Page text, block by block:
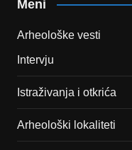
Meni
Arheološke vesti
Intervju
Istraživanja i otkrića
Arheološki lokaliteti